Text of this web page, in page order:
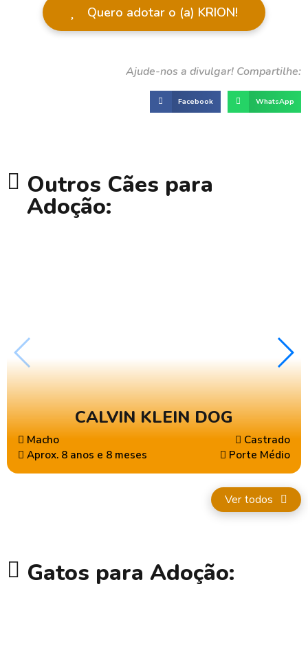
Quero adotar o (a) KRION!
Facebook WhatsApp
Outros Cães para
Adoção:
CALVIN KLEIN DOG
Macho
Castrado
Aprox. 8 anos e 8 meses
Porte Médio
Ver todos
Gatos para Adoção: